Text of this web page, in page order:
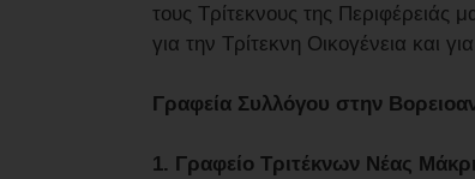
τους Τρίτεκνους της Περιφέρειάς
για την Τρίτεκνη Οικογένεια και
Γραφεία Συλλόγου στην
1. Γραφείο Τριτέκνων Νέας